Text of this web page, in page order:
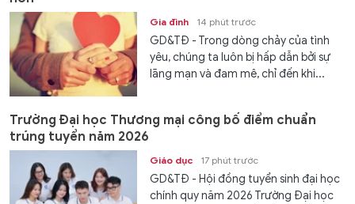
Gia đình 14 phút trước
GD&TĐ - Trong dòng chảy của tình
yêu, chúng ta luôn bị hấp dẫn bởi sự
lãng mạn và đam mê, chỉ đến khi...
Trường Đại học Thương mại công bố điểm chuẩn
trúng tuyển năm 2026
Giáo dục 17 phút trước
GD&TĐ - Hội đồng tuyển sinh đại học
chính quy năm 2026 Trường Đại học